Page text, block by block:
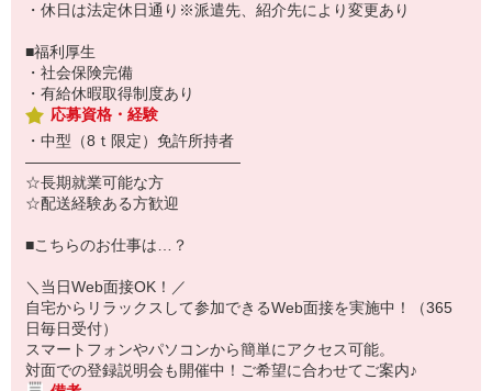
・休日は法定休日通り※派遣先、紹介先により変更あり
■福利厚生
・社会保険完備
・有給休暇取得制度あり
応募資格・経験
・中型（8ｔ限定）免許所持者
――――――――――――――
☆長期就業可能な方
☆配送経験ある方歓迎
■こちらのお仕事は…？
＼当日Web面接OK！／
自宅からリラックスして参加できるWeb面接を実施中！（365
日毎日受付）
スマートフォンやパソコンから簡単にアクセス可能。
対面での登録説明会も開催中！ご希望に合わせてご案内♪